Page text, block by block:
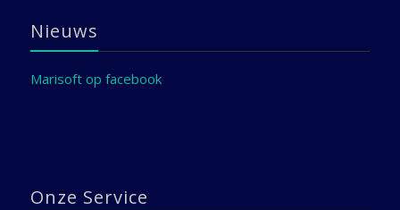
Nieuws
Marisoft op facebook
Onze Service